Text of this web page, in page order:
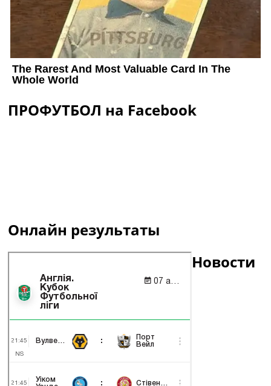
ПРОФУТБОЛ на Facebook
Онлайн результаты
Новости